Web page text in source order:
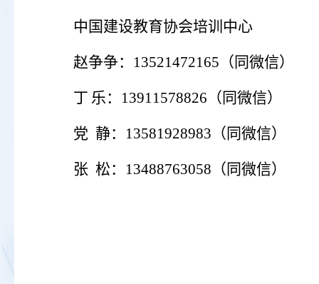
中国建设教育协会培训中心
赵争争： 13521472165（同微信）
丁 乐： 13911578826 （同微信）
党 静： 13581928983（同微信）
张 松： 13488763058（同微信）